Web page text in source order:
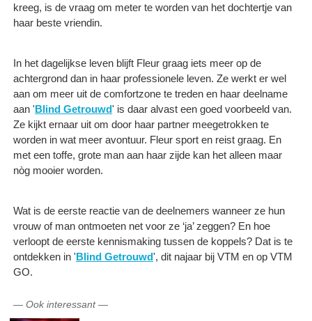
kreeg, is de vraag om meter te worden van het dochtertje van
haar beste vriendin.
In het dagelijkse leven blijft Fleur graag iets meer op de
achtergrond dan in haar professionele leven. Ze werkt er wel
aan om meer uit de comfortzone te treden en haar deelname
aan 'Blind Getrouwd' is daar alvast een goed voorbeeld van.
Ze kijkt ernaar uit om door haar partner meegetrokken te
worden in wat meer avontuur. Fleur sport en reist graag. En
met een toffe, grote man aan haar zijde kan het alleen maar
nòg mooier worden.
Wat is de eerste reactie van de deelnemers wanneer ze hun
vrouw of man ontmoeten net voor ze ‘ja’ zeggen? En hoe
verloopt de eerste kennismaking tussen de koppels? Dat is te
ontdekken in 'Blind Getrouwd', dit najaar bij VTM en op VTM
GO.
— Ook interessant—